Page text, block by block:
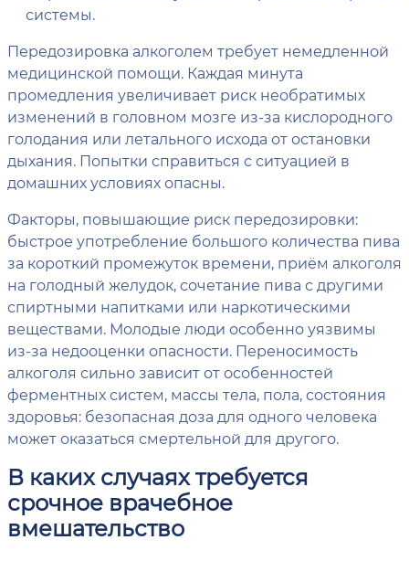
системы.
Передозировка алкоголем требует немедленной
медицинской помощи. Каждая минута
промедления увеличивает риск необратимых
изменений в головном мозге из-за кислородного
голодания или летального исхода от остановки
дыхания. Попытки справиться с ситуацией в
домашних условиях опасны.
Факторы, повышающие риск передозировки:
быстрое употребление большого количества пива
за короткий промежуток времени, приём алкоголя
на голодный желудок, сочетание пива с другими
спиртными напитками или наркотическими
веществами. Молодые люди особенно уязвимы
из-за недооценки опасности. Переносимость
алкоголя сильно зависит от особенностей
ферментных систем, массы тела, пола, состояния
здоровья: безопасная доза для одного человека
может оказаться смертельной для другого.
В каких случаях требуется
срочное врачебное
вмешательство